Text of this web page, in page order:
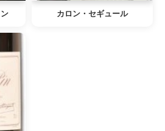
カロン・セギュール